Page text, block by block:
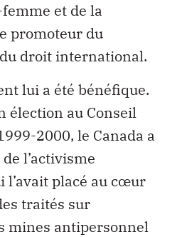
et de la
promoteur du
droit international.
lui a été bénéfique.
élection au Conseil
2000, le Canada a
l’activisme
l’avait placé au cœur
traités sur
mines antipersonnel